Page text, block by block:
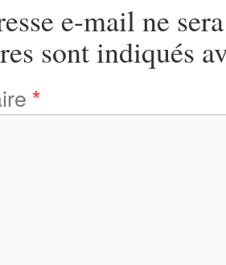
e-mail ne
sont indiqués
*